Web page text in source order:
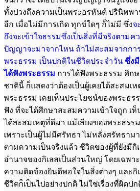
ทั้งปวงถึงความเป็นพระอรหันต์ ปรินิพพ
อีก เมื่อไม่มีการเกิด ทุกข์ใดๆ ก็ไม่มี ซึ่งจ
ถึงจะเข้าใจธรรมซึ่งเป็นสิ่งที่มีจริงตามค
ปัญญาจะมาจากไหน ถ้าไม่สะสมจากกา
พระธรรม เป็นปกติในชีวิตประจำวัน ซึ่ง
ได้ฟังพระธรรม การได้ฟังพระธรรม ศึก
ชาตินี้ ก็แสดงว่าต้องเป็นผู้เคยได้สะสมเ
พระธรรม เคยเห็นประโยชน์ของพระธร
ฟัง ที่จะได้ศึกษาสะสมความเข้าใจถูก เ
ได้สะสมเหตุที่ดีมา แม้เสียงของพระธรร
เพราะเป็นผู้ไม่มีศรัทธา ไม่หลั่งศรัทธาม
ตามความเป็นจริงแล้ว ชีวิตของผู้ที่ยังมีกิ
อำนาจของกิเลสเป็นส่วนใหญ่ โดยเฉพา
ความติดข้องยินดีพอใจในสิ่งต่างๆ และกิ
ชีวิตก็เป็นไปอย่างปกติ ไม่ใช่เรื่องที่ผิดป